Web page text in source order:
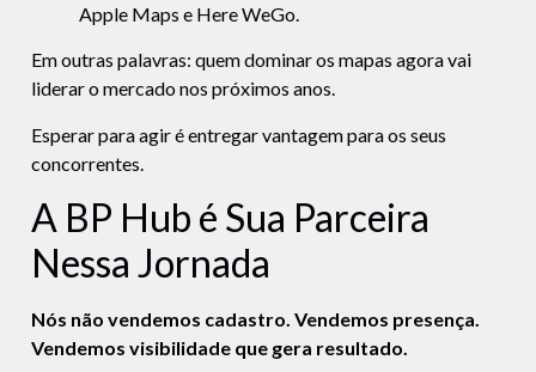
Apple Maps e Here WeGo.
Em outras palavras: quem dominar os mapas agora vai
liderar o mercado nos próximos anos.
Esperar para agir é entregar vantagem para os seus
concorrentes.
A BP Hub é Sua Parceira
Nessa Jornada
Nós não vendemos cadastro. Vendemos presença.
Vendemos visibilidade que gera resultado.